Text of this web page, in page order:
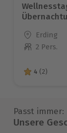
Standort
Erding
Anzahl der
2 Pers.
4 von 5
4 (2)
Passt immer:
Unsere